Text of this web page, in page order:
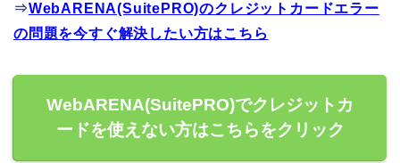
⇒WebARENA(SuitePRO)のクレジットカードエラー
の問題を今すぐ解決したい方はこちら
WebARENA(SuitePRO)でクレジットカ
ードを使えない方はこちらをクリック